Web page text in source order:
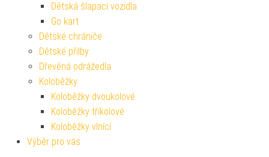
Dětská šlapací vozidla
Go kart
Dětské chrániče
Dětské přilby
Dřevěná odrážedla
Koloběžky
Koloběžky dvoukolové
Koloběžky tříkolové
Koloběžky vlnící
Výběr pro vás